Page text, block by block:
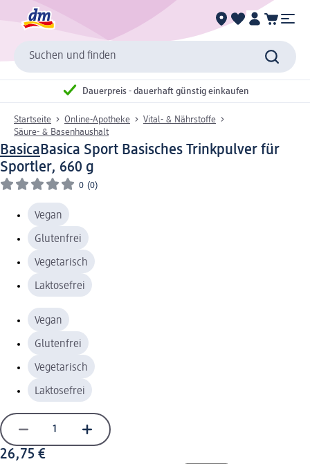
Suchen und finden
Dauerpreis - dauerhaft günstig einkaufen
Startseite Online-Apotheke
Vital- & Nährstoffe
Säure- & Basenhaushalt
BasicaBasica Sport Basisches Trinkpulver für
Sportler, 660 g
0 (0)
Vegan
Glutenfrei
Vegetarisch
Laktosefrei
Vegan
Glutenfrei
Vegetarisch
Laktosefrei
26,75 €